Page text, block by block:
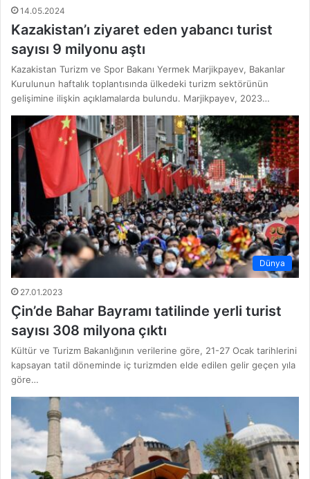
14.05.2024
Kazakistan’ı ziyaret eden yabancı turist
sayısı 9 milyonu aştı
Kazakistan Turizm ve Spor Bakanı Yermek Marjikpayev, Bakanlar
Kurulunun haftalık toplantısında ülkedeki turizm sektörünün
gelişimine ilişkin açıklamalarda bulundu. Marjikpayev, 2023…
Dünya
27.01.2023
Çin’de Bahar Bayramı tatilinde yerli turist
sayısı 308 milyona çıktı
Kültür ve Turizm Bakanlığının verilerine göre, 21-27 Ocak tarihlerini
kapsayan tatil döneminde iç turizmden elde edilen gelir geçen yıla
göre…